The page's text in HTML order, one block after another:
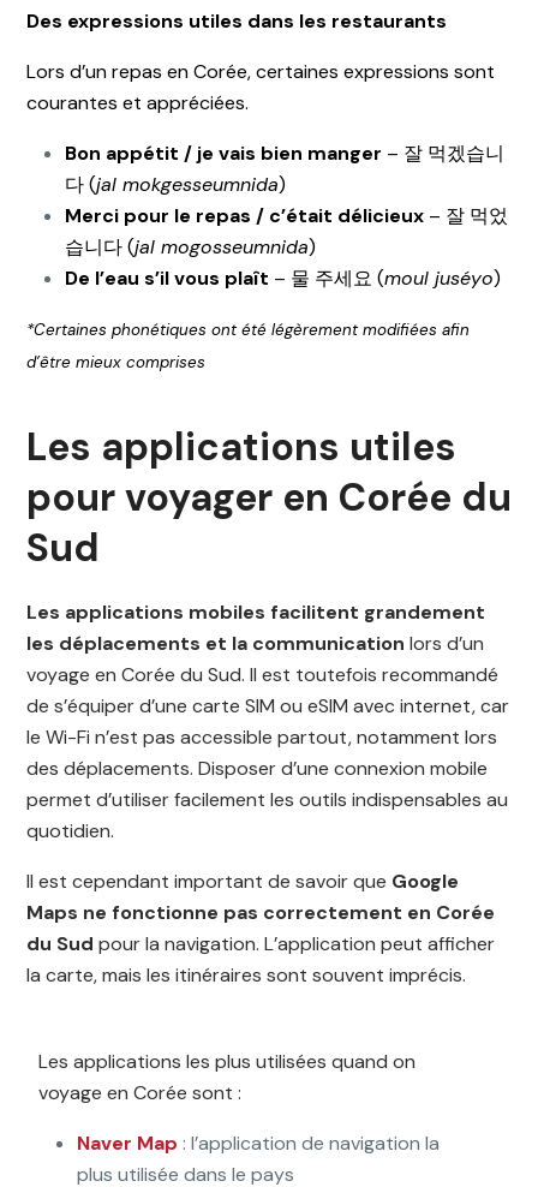
Des expressions utiles dans les restaurants
Lors d’un repas en Corée, certaines expressions sont
courantes et appréciées.
Bon appétit / je vais bien manger – 잘 먹겠습니
다 (jal mokgesseumnida)
Merci pour le repas / c’était délicieux – 잘 먹었
습니다 (jal mogosseumnida)
De l’eau s’il vous plaît – 물 주세요 (moul juséyo)
*Certaines phonétiques ont été légèrement modifiées afin
d’être mieux comprises
Les applications utiles
pour voyager en Corée du
Sud​
Les applications mobiles facilitent grandement
les déplacements et la communication lors d’un
voyage en Corée du Sud. Il est toutefois recommandé
de s’équiper d’une carte SIM ou eSIM avec internet, car
le Wi-Fi n’est pas accessible partout, notamment lors
des déplacements. Disposer d’une connexion mobile
permet d’utiliser facilement les outils indispensables au
quotidien.
Il est cependant important de savoir que Google
Maps ne fonctionne pas correctement en Corée
du Sud pour la navigation. L’application peut afficher
la carte, mais les itinéraires sont souvent imprécis.
Les applications les plus utilisées quand on
voyage en Corée sont :
Naver Map : l’application de navigation la
plus utilisée dans le pays